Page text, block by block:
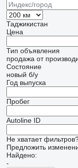
Таджикистан
Цена
Тип объявления
продажа от
Состояние
новый б/у
Год выпуска
Пробег
Autoline ID
Не хватает
Предложить
Найдено:
-